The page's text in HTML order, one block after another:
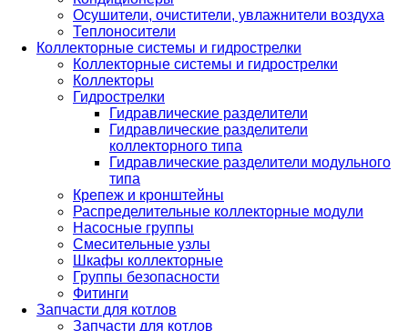
Осушители, очистители, увлажнители воздуха
Теплоносители
Коллекторные системы и гидрострелки
Коллекторные системы и гидрострелки
Коллекторы
Гидрострелки
Гидравлические разделители
Гидравлические разделители
коллекторного типа
Гидравлические разделители модульного
типа
Крепеж и кронштейны
Распределительные коллекторные модули
Насосные группы
Смесительные узлы
Шкафы коллекторные
Группы безопасности
Фитинги
Запчасти для котлов
Запчасти для котлов